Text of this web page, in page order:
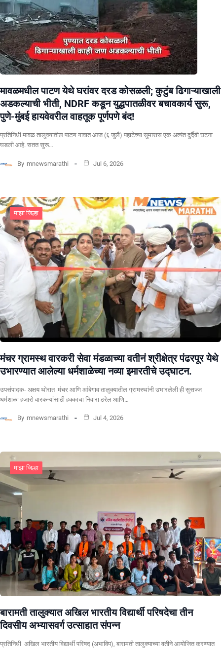
मावळमधील पाटण येथे घरांवर दरड कोसळली; कुटुंब ढिगाऱ्याखाली
अडकल्याची भीती, NDRF कडून युद्धपातळीवर बचावकार्य सुरू,
पुणे-मुंबई हायवेवरील वाहतूक पूर्णपणे बंद!
​प्रतिनिधी मावळ तालुक्यातील पाटण गावात आज (६ जुलै) पहाटेच्या सुमारास एक अत्यंत दुर्दैवी घटना
घडली आहे. सतत सुरू…
By mnewsmarathi Jul 6, 2026
माझा जिल्हा
मंचर ग्रामस्थ वारकरी सेवा मंडळाच्या वतीनं श्रीक्षेत्र पंढरपूर येथे
उभारण्यात आलेल्या धर्मशाळेच्या नव्या इमारतीचे उद्घाटन.
उपसंपादक- अक्षय थोरात मंचर आणि आंबेगाव तालुक्यातील ग्रामस्थांनी उभारलेली ही सुसज्ज
धर्मशाळा हजारो वारकऱ्यांसाठी हक्काचा निवारा ठरेल आणि…
By mnewsmarathi Jul 4, 2026
माझा जिल्हा
बारामती तालुक्यात अखिल भारतीय विद्यार्थी परिषदेचा तीन
दिवसीय अभ्यासवर्ग उत्साहात संपन्न
प्रतिनिधी अखिल भारतीय विद्यार्थी परिषद (अभाविप), बारामती तालुक्याच्या वतीने आयोजित करण्यात